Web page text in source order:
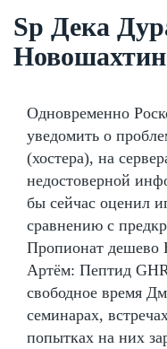
Sp Дека
Одновременно
уведомить о
(хостера), на
недостоверной
бы сейчас оценил
сравнению с
Пропионат дешево
Артём: Пептид
свободное время
семинарах,
попытках на них